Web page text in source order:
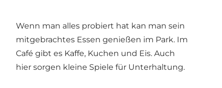
Wenn man alles probiert hat kan man sein
mitgebrachtes Essen genießen im Park. Im
Café gibt es Kaffe, Kuchen und Eis. Auch
hier sorgen kleine Spiele für Unterhaltung.